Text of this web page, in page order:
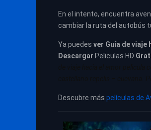
En el intento, encuentra
cambiar la ruta del autobús
Ya puedes ver Guía de viaje
Descargar Peliculas HD
Descubre más películas de